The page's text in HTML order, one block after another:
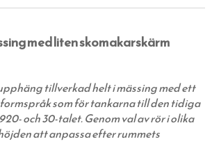
INLÄGGSSULOR
OCH FLUGOR
OCH NATTKLÄDER
& ACCESSOARER
(TAK, VÄGG & BORD)
& BAKELIT
med liten skomakarskärm
tillverkad helt i mässing med ett
som för tankarna till den tidiga
och 30-talet. Genom val av rör i olika
att anpassa efter rummets